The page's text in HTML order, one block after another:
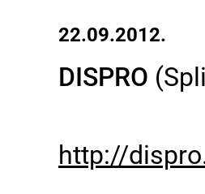
22.09.2012.
DISPRO
http://